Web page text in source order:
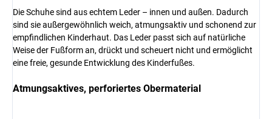
Die Schuhe sind aus echtem Leder – innen und außen. Dadurch
sind sie außergewöhnlich weich, atmungsaktiv und schonend zur
empfindlichen Kinderhaut. Das Leder passt sich auf natürliche
Weise der Fußform an, drückt und scheuert nicht und ermöglicht
eine freie, gesunde Entwicklung des Kinderfußes.
Atmungsaktives, perforiertes Obermaterial